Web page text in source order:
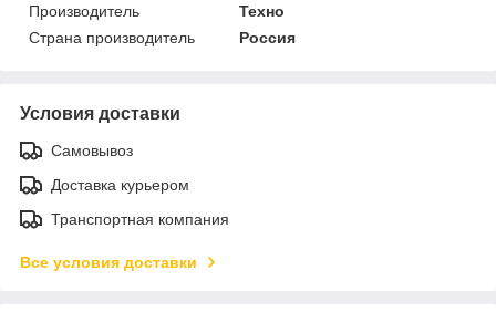
Производитель
Техно
Страна производитель
Россия
Условия доставки
Самовывоз
Доставка курьером
Транспортная компания
Все условия доставки